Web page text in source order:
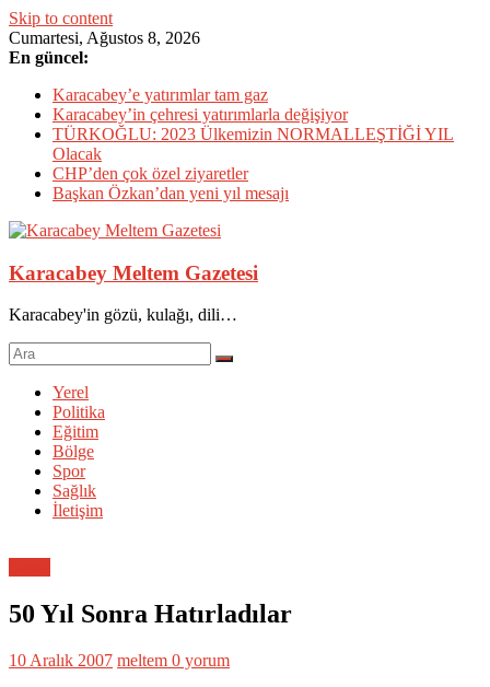
Skip to content
Cumartesi, Ağustos 8, 2026
En güncel:
Karacabey’e yatırımlar tam gaz
Karacabey’in çehresi yatırımlarla değişiyor
TÜRKOĞLU: 2023 Ülkemizin NORMALLEŞTİĞİ YIL
Olacak
CHP’den çok özel ziyaretler
Başkan Özkan’dan yeni yıl mesajı
Karacabey Meltem Gazetesi
Karacabey'in gözü, kulağı, dili…
Yerel
Politika
Eğitim
Bölge
Spor
Sağlık
İletişim
50 Yıl Sonra Hatırladılar
10 Aralık 2007 meltem 0 yorum